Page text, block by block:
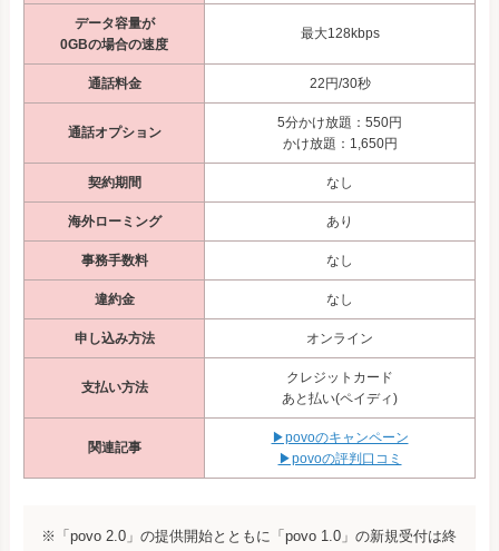
データ容量が
0GBの場合の速度
最大128kbps
通話料金 22円/30秒
通話オプション
5分かけ放題：550円
かけ放題：1,650円
契約期間 なし
海外ローミング あり
事務手数料 なし
違約金 なし
申し込み方法 オンライン
支払い方法
クレジットカード
あと払い(ペイディ)
関連記事
▶povoのキャンペーン
▶povoの評判口コミ
※「povo 2.0」の提供開始とともに「povo 1.0」の新規受付は終